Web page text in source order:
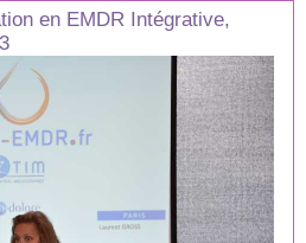
en EMDR Intégrative,